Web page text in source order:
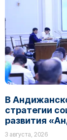
В
стратегии
развития
3 августа, 2026